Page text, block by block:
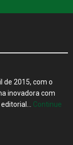
de 2015, com o
inovadora com
Continue